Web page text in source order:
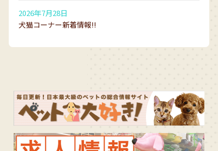
2026年7月28日
犬猫コーナー新着情報!!